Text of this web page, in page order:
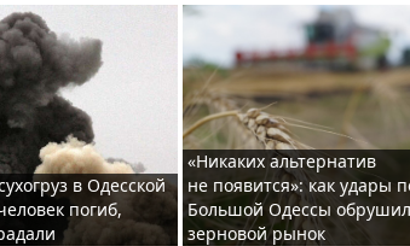
в Одесской
погиб,
«Никаких альтернатив
не появится»: как удары
Большой Одессы
зерновой рынок